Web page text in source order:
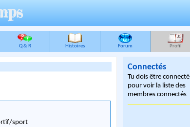
Q & R Histoires Forum Profil
sport
Connectés
Tu dois être connecté
pour voir la liste des
membres connectés